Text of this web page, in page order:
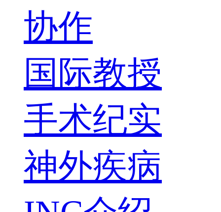
协作
国际教授
手术纪实
神外疾病